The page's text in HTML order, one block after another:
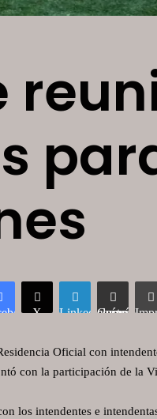
X LinkedInCompartir vía correo electrónico
Oficial con
con la participación de la
los intendentes e